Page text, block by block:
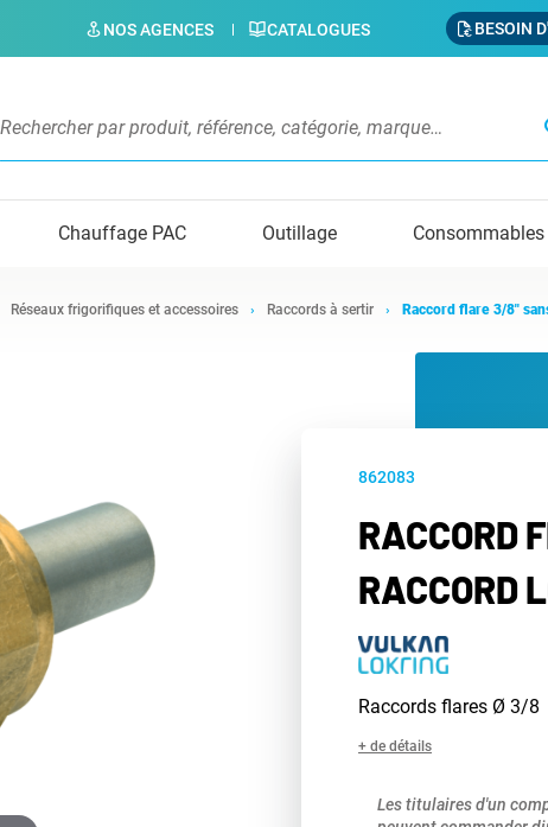
NOS AGENCES CATALOGUES BESOIN
Chauffage PAC Outillage Consommables
Réseaux frigorifiques et accessoires Raccords à sertir Raccord flare 3/8"
862083
RACCORD
RACCORD
Raccords flares Ø 3/8
+ de détails
Les titulaires d'un